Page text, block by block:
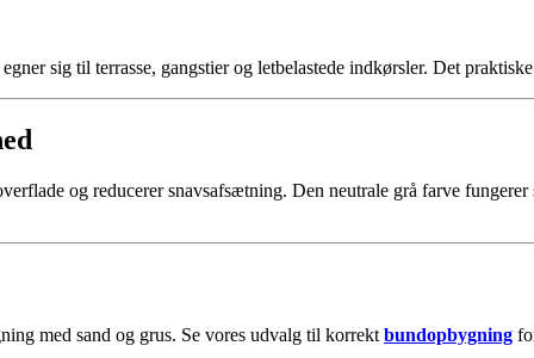
sig til terrasse, gangstier og letbelastede indkørsler. Det
og reducerer snavs­afsætning. Den neutrale grå farve
med sand og grus. Se vores udvalg til korrekt bundopbygning